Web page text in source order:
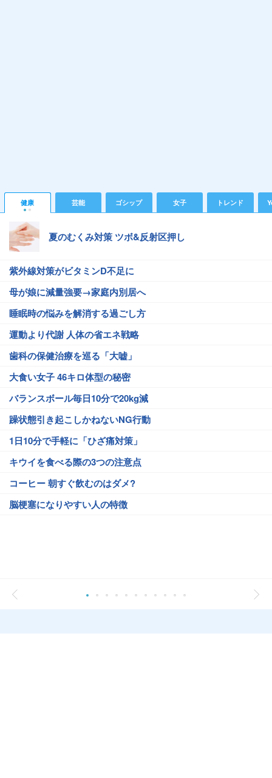
健康 芸能 ゴシップ 女子 トレンド
夏のむくみ対策 ツボ&反射区押し
紫外線対策がビタミンD不足に
母が娘に減量強要→家庭内別居へ
睡眠時の悩みを解消する過ごし方
運動より代謝 人体の省エネ戦略
歯科の保健治療を巡る「大嘘」
大食い女子 46キロ体型の秘密
バランスボール毎日10分で20kg減
躁状態引き起こしかねないNG行動
1日10分で手軽に「ひざ痛対策」
キウイを食べる際の3つの注意点
コーヒー 朝すぐ飲むのはダメ?
脳梗塞になりやすい人の特徴